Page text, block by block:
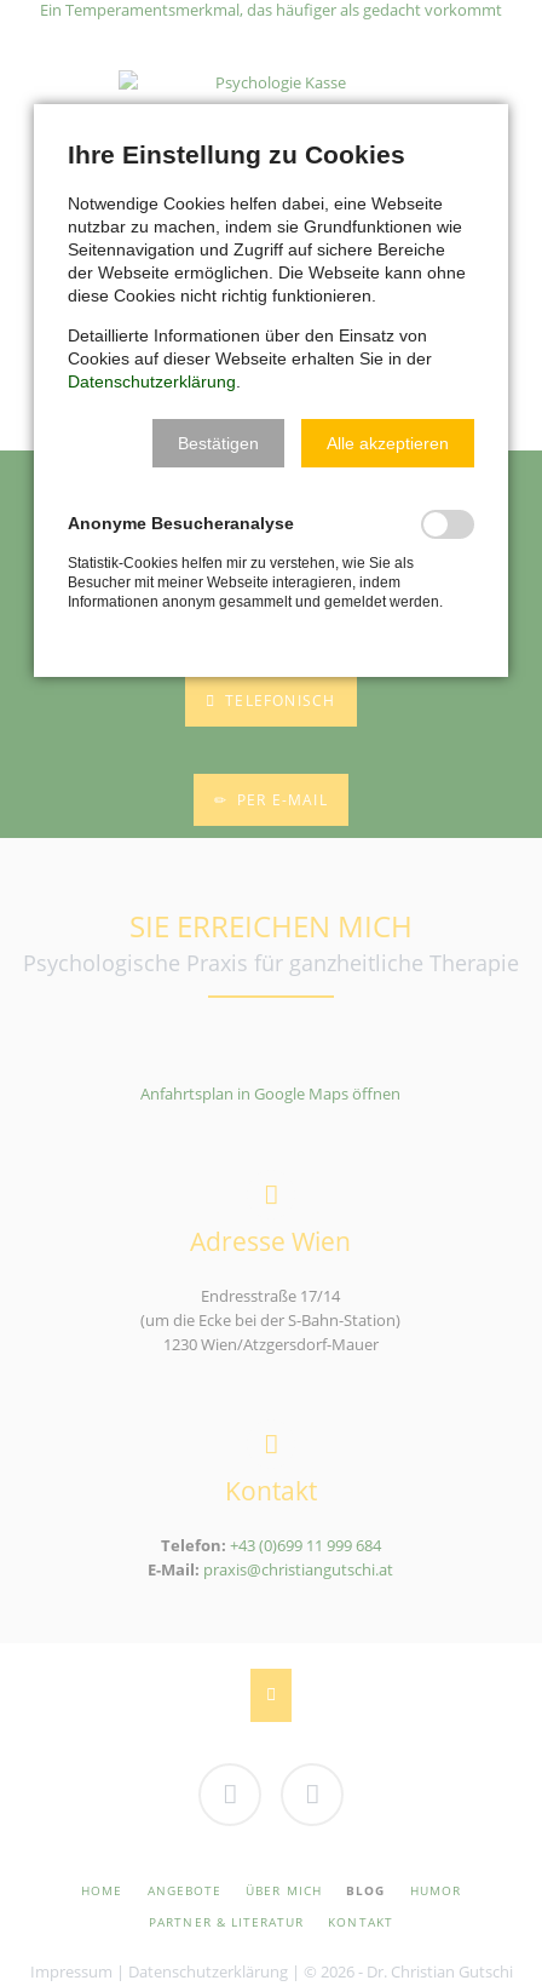
Ein Temperamentsmerkmal, das häufiger als gedacht vorkommt
Gesundheitsberufe aller Sparten verbindet Euch!
Wann Psycho-Hilfe holen?
Normal ist nicht normal
WOLLEN SIE EINEN TERMIN
VEREINBAREN?
Kontaktieren Sie mich
TELEFONISCH
PER E-MAIL
SIE ERREICHEN MICH
Psychologische Praxis für ganzheitliche Therapie
Anfahrtsplan in Google Maps öffnen
Adresse Wien
Endresstraße 17/14
(um die Ecke bei der S-Bahn-Station)
1230 Wien/Atzgersdorf-Mauer
Kontakt
Telefon: +43 (0)699 11 999 684
E-Mail: praxis@christiangutschi.at
NAVIGATION
HOME ANGEBOTE ÜBER MICH BLOG
HUMOR
PARTNER & LITERATUR
KONTAKT
Impressum | Datenschutzerklärung| © 2026 - Dr. Christian Gutschi
Ihre Einstellung zu Cookies
Notwendige Cookies helfen dabei, eine Webseite
nutzbar zu machen, indem sie Grundfunktionen wie
Seitennavigation und Zugriff auf sichere Bereiche
der Webseite ermöglichen. Die Webseite kann ohne
diese Cookies nicht richtig funktionieren.
Detaillierte Informationen über den Einsatz von
Cookies auf dieser Webseite erhalten Sie in der
Datenschutzerklärung
Bestätigen Alle akzeptieren
Anonyme Besucheranalyse
Statistik-Cookies helfen mir zu verstehen, wie Sie als
Besucher mit meiner Webseite interagieren, indem
Informationen anonym gesammelt und gemeldet werden.